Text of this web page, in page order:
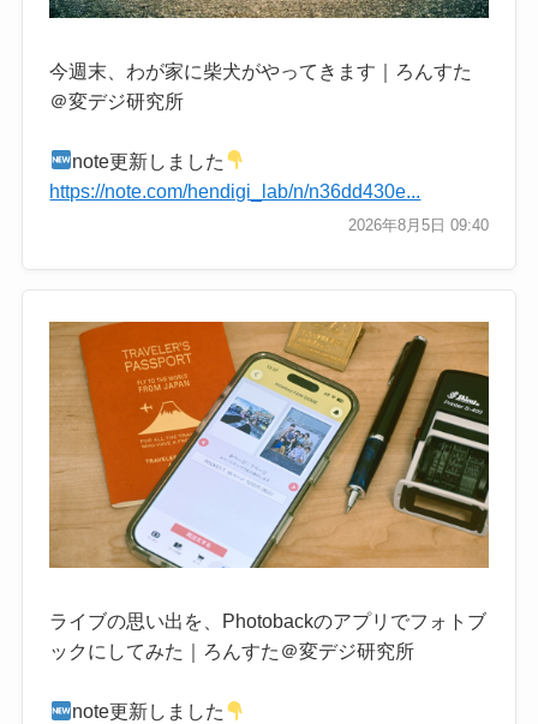
今週末、わが家に柴犬がやってきます｜ろんすた
＠変デジ研究所
note更新しました
https://note.com/hendigi_lab/n/n36dd430e...
2026年8月5日 09:40
ライブの思い出を、Photobackのアプリでフォトブ
ックにしてみた｜ろんすた＠変デジ研究所
note更新しました